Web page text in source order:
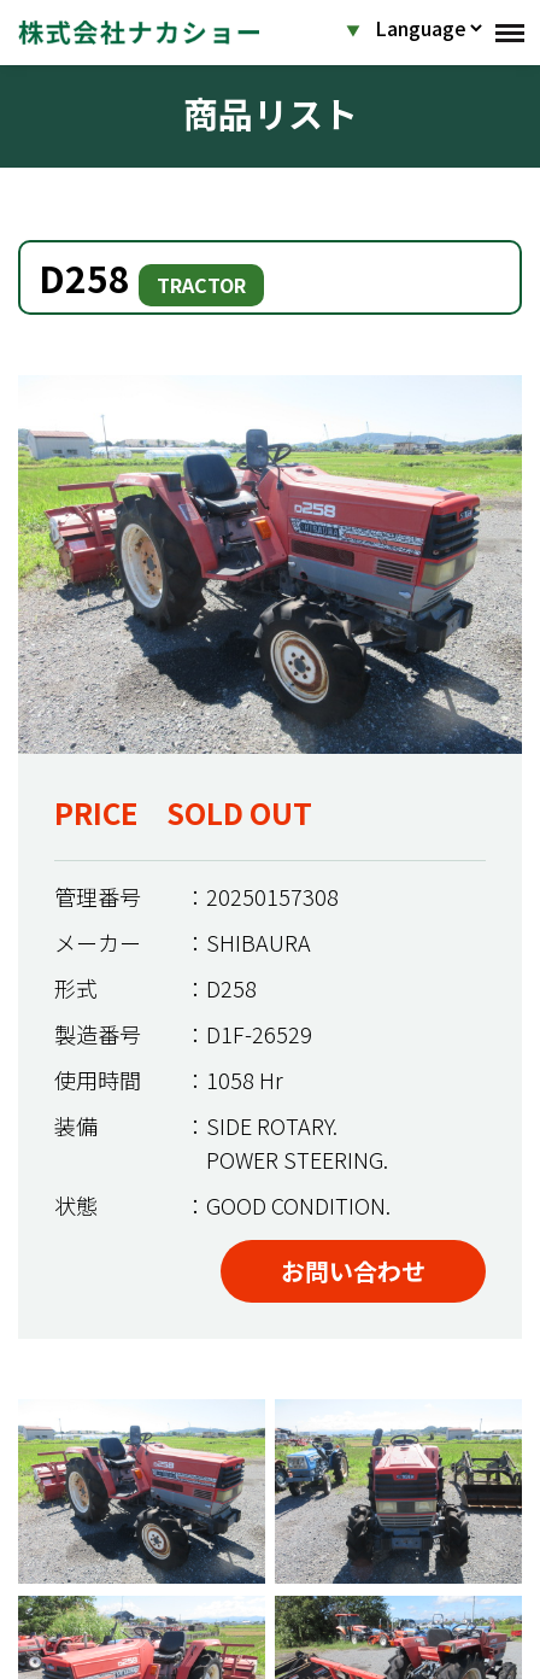
商品リスト
D258 TRACTOR
PRICE SOLD OUT
管理番号
：20250157308
メーカー
：SHIBAURA
形式
：D258
製造番号
：D1F-26529
使用時間
：1058 Hr
装備
：SIDE ROTARY.
POWER STEERING.
状態
：GOOD CONDITION.
お問い合わせ